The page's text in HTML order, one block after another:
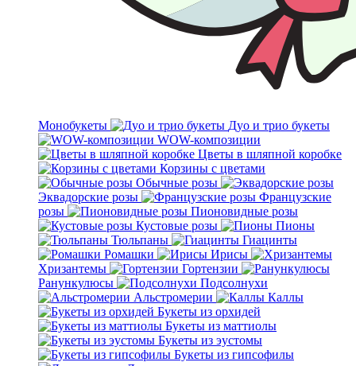
Монобукеты
Дуо и трио букеты
WOW-композиции
Цветы в шляпной коробке
Корзины с цветами
Обычные розы
Эквадорские розы
Французские
розы
Пионовидные розы
Кустовые розы
Пионы
Тюльпаны
Гиацинты
Ромашки
Ирисы
Хризантемы
Гортензии
Ранункулюсы
Подсолнухи
Альстромерии
Каллы
Букеты из орхидей
Букеты из маттиолы
Букеты из эустомы
Букеты из гипсофилы